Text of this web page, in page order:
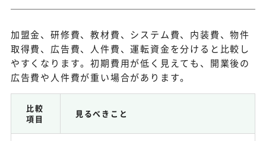
加盟金、研修費、教材費、システム費、内装費、物件
取得費、広告費、人件費、運転資金を分けると比較し
やすくなります。初期費用が低く見えても、開業後の
広告費や人件費が重い場合があります。
比較
項目
見るべきこと